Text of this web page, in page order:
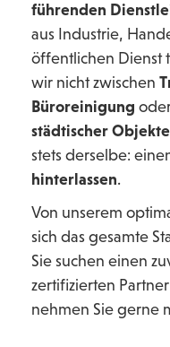
führenden
aus Industrie,
öffentlichen Dienst
wir nicht zwischen
Büroreinigung
städtischer Objekte
stets derselbe:
hinterlassen.
Von unserem
sich das gesamte
Sie suchen einen
zertifizierten
nehmen Sie gerne